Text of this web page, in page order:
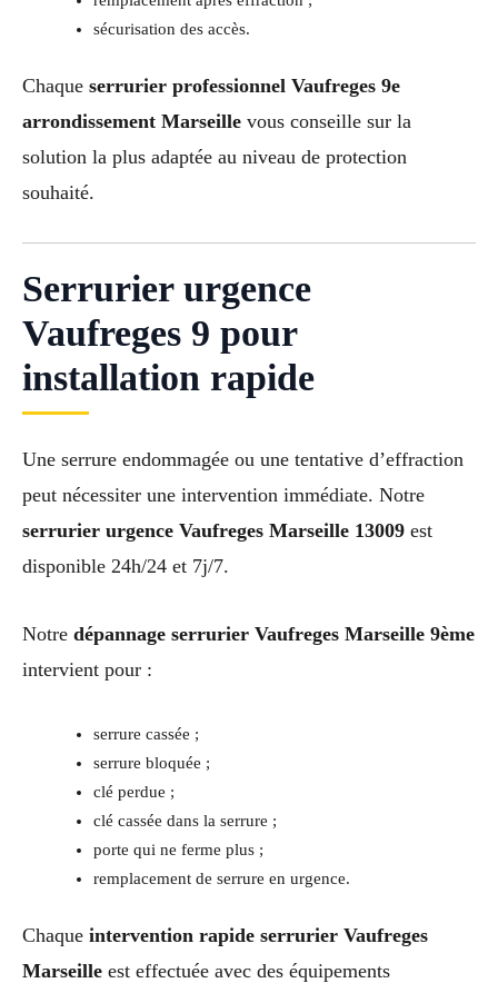
sécurisation des accès.
Chaque serrurier professionnel Vaufreges 9e
arrondissement Marseille vous conseille sur la
solution la plus adaptée au niveau de protection
souhaité.
Serrurier urgence
Vaufreges 9 pour
installation rapide
Une serrure endommagée ou une tentative d’effraction
peut nécessiter une intervention immédiate. Notre
serrurier urgence Vaufreges Marseille 13009 est
disponible 24h/24 et 7j/7.
Notre dépannage serrurier Vaufreges Marseille 9ème
intervient pour :
serrure cassée ;
serrure bloquée ;
clé perdue ;
clé cassée dans la serrure ;
porte qui ne ferme plus ;
remplacement de serrure en urgence.
Chaque intervention rapide serrurier Vaufreges
Marseille est effectuée avec des équipements